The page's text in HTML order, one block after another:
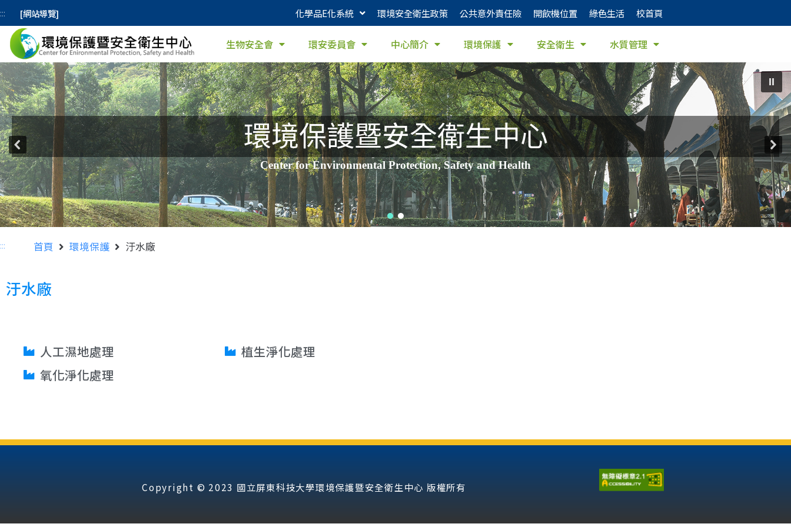
::: [網站導覽] 化學品E化系統 環境安全衛生政策 公共意外責任險 開飲機位置 綠色生活 校首頁
生物安全會 環安委員會 中心簡介 環境保護 安全衛生 水質管理
環境保護暨安全衛生中心
Center for Environmental Protection, Safety and Health
::: 首頁 環境保護 汙水廠
汙水廠
人工濕地處理
植生淨化處理
氧化淨化處理
Copyright © 2023 國立屏東科技大學環境保護暨安全衛生中心 版權所有